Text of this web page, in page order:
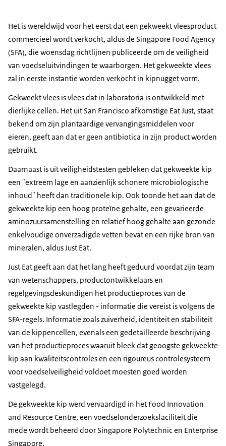
Het is wereldwijd voor het eerst dat een gekweekt vleesproduct
commercieel wordt verkocht, aldus de Singapore Food Agency
(SFA), die woensdag richtlijnen publiceerde om de veiligheid
van voedseluitvindingen te waarborgen. Het gekweekte vlees
zal in eerste instantie worden verkocht in kipnugget vorm.
Gekweekt vlees is vlees dat in laboratoria is ontwikkeld met
dierlijke cellen. Het uit San Francisco afkomstige Eat Just, staat
bekend om zijn plantaardige vervangingsmiddelen voor
eieren, geeft aan dat er geen antibiotica in zijn product worden
gebruikt.
Daarnaast is uit veiligheidstesten gebleken dat gekweekte kip
een "extreem lage en aanzienlijk schonere microbiologische
inhoud" heeft dan traditionele kip. Ook toonde het aan dat de
gekweekte kip een hoog proteïne gehalte, een gevarieerde
aminozuursamenstelling en relatief hoog gehalte aan gezonde
enkelvoudige onverzadigde vetten bevat en een rijke bron van
mineralen, aldus Just Eat.
Just Eat geeft aan dat het lang heeft geduurd voordat zijn team
van wetenschappers, productontwikkelaars en
regelgevingsdeskundigen het productieproces van de
gekweekte kip vastlegden - informatie die vereist is volgens de
SFA-regels. Informatie zoals zuiverheid, identiteit en stabiliteit
van de kippencellen, evenals een gedetailleerde beschrijving
van het productieproces waaruit bleek dat geoogste gekweekte
kip aan kwaliteitscontroles en een rigoureus controlesysteem
voor voedselveiligheid voldoet moesten goed worden
vastgelegd.
De gekweekte kip werd vervaardigd in het Food Innovation
and Resource Centre, een voedselonderzoeksfaciliteit die
mede wordt beheerd door Singapore Polytechnic en Enterprise
Singapore.